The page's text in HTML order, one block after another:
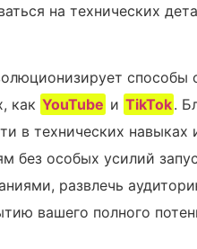
на технических
способы
как YouTube и TikTok.
в технических навыках
без особых усилий
развлечь
вашего полного